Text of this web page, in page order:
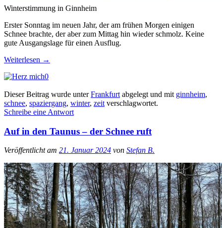
Winterstimmung in Ginnheim
Erster Sonntag im neuen Jahr, der am frühen Morgen einigen
Schnee brachte, der aber zum Mittag hin wieder schmolz. Keine
gute Ausgangslage für einen Ausflug.
Weiterlesen →
0
Dieser Beitrag wurde unterFrankfurt abgelegt und mit ginnheim,
schnee, spaziergang, winter, zeit verschlagwortet.
Schreibe eine Antwort
Auf in den Taunus – der Schnee ruft
Veröffentlicht am 21. Januar 2024 von Stefan B.